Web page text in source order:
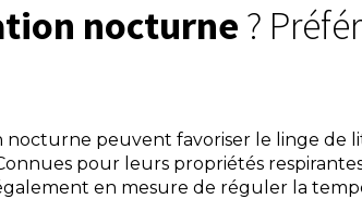
nocturne?
nocturne peuvent favoriser le linge de
pour leurs propriétés
en mesure de réguler la